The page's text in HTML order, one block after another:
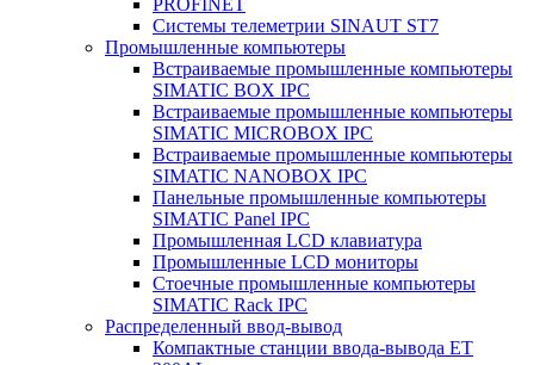
PROFINET
Системы телеметрии SINAUT ST7
Промышленные компьютеры
Встраиваемые промышленные компьютеры
SIMATIC BOX IPC
Встраиваемые промышленные компьютеры
SIMATIC MICROBOX IPC
Встраиваемые промышленные компьютеры
SIMATIC NANOBOX IPC
Панельные промышленные компьютеры
SIMATIC Panel IPC
Промышленная LCD клавиатура
Промышленные LCD мониторы
Стоечные промышленные компьютеры
SIMATIC Rack IPC
Распределенный ввод-вывод
Компактные станции ввода-вывода ET